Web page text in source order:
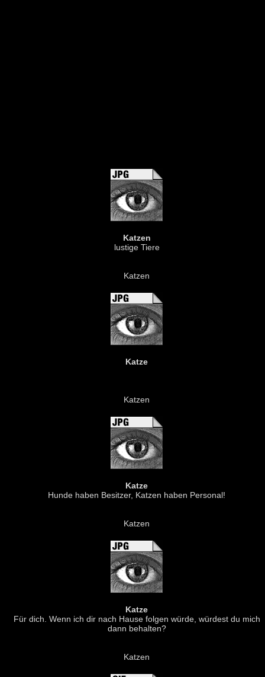
Katzen
lustige Tiere
Katzen
Katze
Katzen
Katze
Hunde haben Besitzer, Katzen haben Personal!
Katzen
Katze
Für dich. Wenn ich dir nach Hause folgen würde, würdest du mich
dann behalten?
Katzen